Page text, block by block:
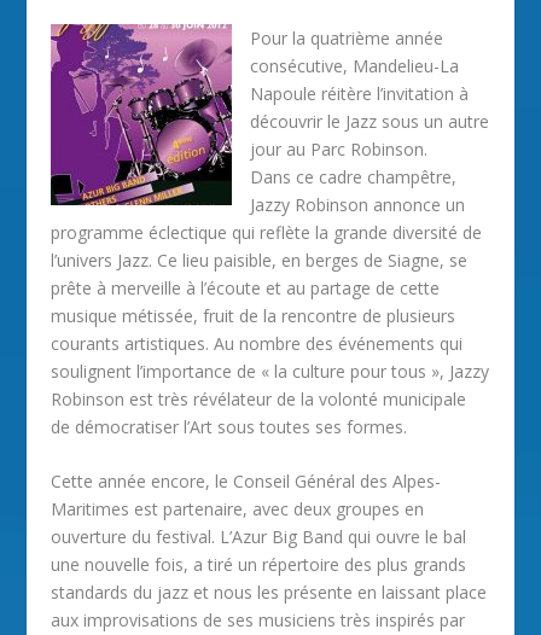
Pour la quatrième année
consécutive, Mandelieu-La
Napoule réitère l’invitation à
découvrir le Jazz sous un autre
jour au Parc Robinson.
Dans ce cadre champêtre,
Jazzy Robinson annonce un
programme éclectique qui reflète la grande diversité de
l’univers Jazz. Ce lieu paisible, en berges de Siagne, se
prête à merveille à l’écoute et au partage de cette
musique métissée, fruit de la rencontre de plusieurs
courants artistiques. Au nombre des événements qui
soulignent l’importance de « la culture pour tous », Jazzy
Robinson est très révélateur de la volonté municipale
de démocratiser l’Art sous toutes ses formes.
Cette année encore, le Conseil Général des Alpes-
Maritimes est partenaire, avec deux groupes en
ouverture du festival. L’Azur Big Band qui ouvre le bal
une nouvelle fois, a tiré un répertoire des plus grands
standards du jazz et nous les présente en laissant place
aux improvisations de ses musiciens très inspirés par